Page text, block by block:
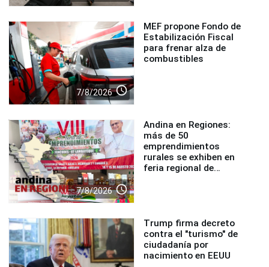
7/8/2026 access_time
MEF propone Fondo de
Estabilización Fiscal
para frenar alza de
combustibles
7/8/2026 access_time
Andina en Regiones:
más de 50
emprendimientos
rurales se exhiben en
feria regional de
Trump firma decreto
contra el "turismo" de
ciudadanía por
nacimiento en EEUU